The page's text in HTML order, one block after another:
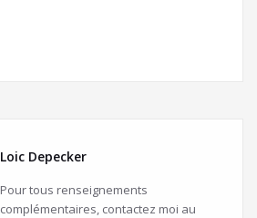
Loic Depecker
Pour tous renseignements
complémentaires, contactez moi au